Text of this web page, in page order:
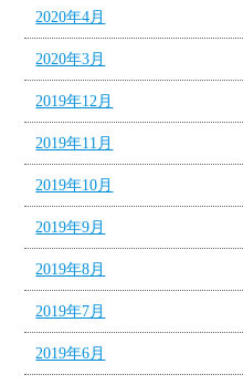
2020年4月
2020年3月
2019年12月
2019年11月
2019年10月
2019年9月
2019年8月
2019年7月
2019年6月